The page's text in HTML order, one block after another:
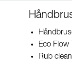
Eco Flow
Rub